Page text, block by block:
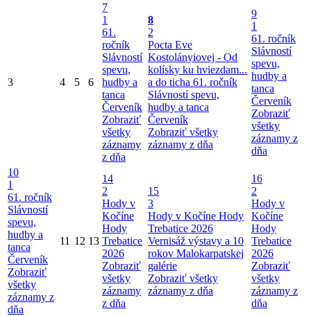
3 4 5 6
7
1
61.
ročník
Slávností
spevu,
hudby a
tanca
Červeník
Zobraziť
všetky
záznamy
z dňa
8
2
Pocta Eve
Kostolányiovej - Od
kolísky ku hviezdam...
a do ticha 61. ročník
Slávností spevu,
hudby a tanca
Červeník
Zobraziť všetky
záznamy z dňa
9
1
61. ročník
Slávností
spevu,
hudby a
tanca
Červeník
Zobraziť
všetky
záznamy z
dňa
10
1
61. ročník
Slávností
spevu,
hudby a
tanca
Červeník
Zobraziť
všetky
záznamy z
dňa
11 12 13
14
2
Hody v
Kočíne
Hody
Trebatice
2026
Zobraziť
všetky
záznamy
z dňa
15
3
Hody v Kočíne Hody
Trebatice 2026
Vernisáž výstavy a 10
rokov Malokarpatskej
galérie
Zobraziť všetky
záznamy z dňa
16
2
Hody v
Kočíne
Hody
Trebatice
2026
Zobraziť
všetky
záznamy z
dňa